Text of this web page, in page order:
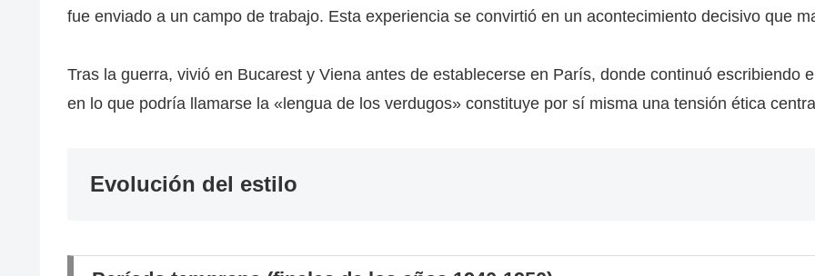
fue enviado a un campo de trabajo. Esta experiencia se convirtió en un acontecimiento decisivo que
Tras la guerra, vivió en Bucarest y Viena antes de establecerse en París, donde continuó escribiendo
en lo que podría llamarse la «lengua de los verdugos» constituye por sí misma una tensión ética
Evolución del estilo